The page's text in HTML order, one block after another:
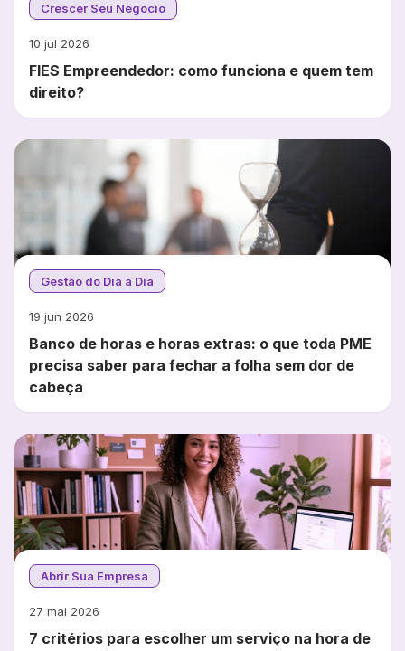
Crescer Seu Negócio
10 jul 2026
FIES Empreendedor: como funciona e quem tem
direito?
Gestão do Dia a Dia
19 jun 2026
Banco de horas e horas extras: o que toda PME
precisa saber para fechar a folha sem dor de
cabeça
Abrir Sua Empresa
27 mai 2026
7 critérios para escolher um serviço na hora de